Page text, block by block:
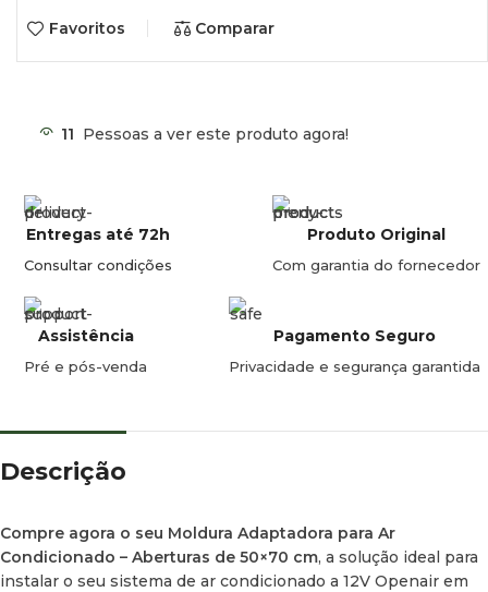
Robustez e Design Funcional
resiste perfeitamente às vibrações e às condições
exigentes do transporte rodoviário. As suas dobras laterais
uma longa vida útil.
Este produto foi desenvolvido para quem necessita de
integrar um sistema de ar condicionado no seu veículo sem
permite uma montagem limpa e profissional.
⚠️ Nota de Compatibilidade Importante:
Este modelo foi
desenvolvido para reduzir o vão de 50×70 cm para a medida
com os modelos12V Openair(fabricados pela Bergstrom /
Especificações Técnicas
Dimensões Exteriores: 760 x 560 mm
Favoritos Comparar
11 Pessoas a ver este produto agora!
Entregas até 72h
Consultar condições
Produto Original
Com garantia do fornecedor
Assistência
Pré e pós-venda
Pagamento Seguro
Privacidade e segurança garantida
Descrição
Compre agora o seu Moldura Adaptadora para Ar
Condicionado – Aberturas de 50×70 cm, a solução ideal para
instalar o seu sistema de ar condicionado a 12V Openair em